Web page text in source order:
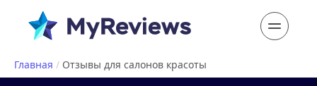
Главная / Отзывы для салонов красоты